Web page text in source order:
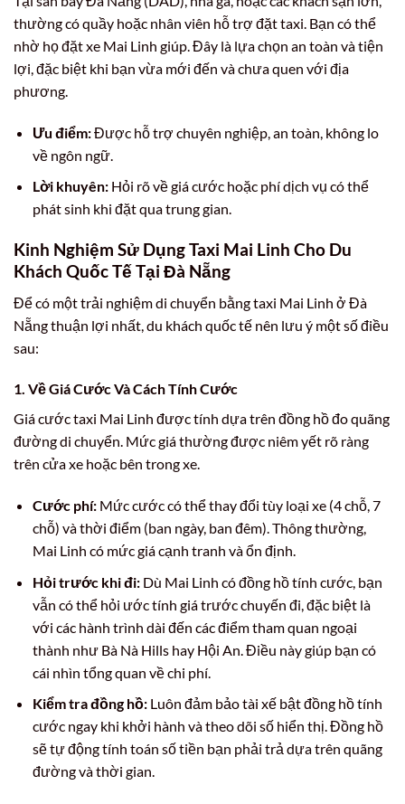
thường có quầy hoặc nhân viên hỗ trợ đặt taxi. Bạn có thể
nhờ họ đặt xe Mai Linh giúp. Đây là lựa chọn an toàn và tiện
lợi, đặc biệt khi bạn vừa mới đến và chưa quen với địa
phương.
Ưu điểm:Được hỗ trợ chuyên nghiệp, an toàn, không lo
về ngôn ngữ.
Lời khuyên:Hỏi rõ về giá cước hoặc phí dịch vụ có thể
phát sinh khi đặt qua trung gian.
Kinh Nghiệm Sử Dụng Taxi Mai Linh Cho Du
Khách Quốc Tế Tại Đà Nẵng
Để có một trải nghiệm di chuyển bằng taxi Mai Linh ở Đà
Nẵng thuận lợi nhất, du khách quốc tế nên lưu ý một số điều
sau:
1. Về Giá Cước Và Cách Tính Cước
Giá cước taxi Mai Linh được tính dựa trên đồng hồ đo quãng
đường di chuyển. Mức giá thường được niêm yết rõ ràng
trên cửa xe hoặc bên trong xe.
Cước phí:Mức cước có thể thay đổi tùy loại xe (4 chỗ, 7
chỗ) và thời điểm (ban ngày, ban đêm). Thông thường,
Mai Linh có mức giá cạnh tranh và ổn định.
Hỏi trước khi đi:Dù Mai Linh có đồng hồ tính cước, bạn
vẫn có thể hỏi ước tính giá trước chuyến đi, đặc biệt là
với các hành trình dài đến các điểm tham quan ngoại
thành như Bà Nà Hills hay Hội An. Điều này giúp bạn có
cái nhìn tổng quan về chi phí.
Kiểm tra đồng hồ:Luôn đảm bảo tài xế bật đồng hồ tính
cước ngay khi khởi hành và theo dõi số hiển thị. Đồng hồ
sẽ tự động tính toán số tiền bạn phải trả dựa trên quãng
đường và thời gian.